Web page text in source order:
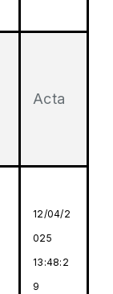
Acta
12/04/2
025
13:48:2
9